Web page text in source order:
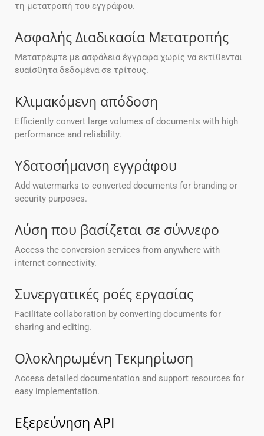
τη μετατροπή του εγγράφου.
Ασφαλής Διαδικασία Μετατροπής
Μετατρέψτε με ασφάλεια έγγραφα χωρίς να εκτίθενται
ευαίσθητα δεδομένα σε τρίτους.
Κλιμακόμενη απόδοση
Efficiently convert large volumes of documents with high
performance and reliability.
Υδατοσήμανση εγγράφου
Add watermarks to converted documents for branding or
security purposes.
Λύση που βασίζεται σε σύννεφο
Access the conversion services from anywhere with
internet connectivity.
Συνεργατικές ροές εργασίας
Facilitate collaboration by converting documents for
sharing and editing.
Ολοκληρωμένη Τεκμηρίωση
Access detailed documentation and support resources for
easy implementation.
Εξερεύνηση API